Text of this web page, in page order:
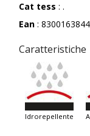
Cat tess : .
Ean :
Caratteristiche
idrorepellente